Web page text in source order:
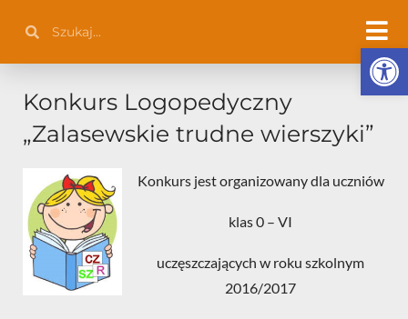
treści
Konkurs Logopedyczny
„Zalasewskie trudne wierszyki”
Konkurs jest organizowany dla uczniów
klas 0 – VI
uczęszczających w roku szkolnym
2016/2017